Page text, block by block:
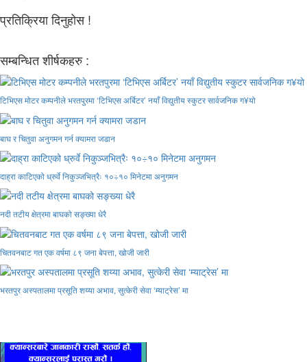
प्रतिक्रिया दिनुहोस !
सम्बन्धित शीर्षकहरु :
टिभिएस मोटर कम्पनीले भरतपुरमा ‘टिभिएस अर्बिटर’ नयाँ विद्युतीय स्कुटर सार्वजनिक ग¥यो
बाघ र चितुवा अनुगमन गर्न क्यामरा जडान
दाह्रा काटिएको ध्रुर्वे निकुञ्जभित्रैः १०÷१० मिनेटमा अनुगमन
नदी तटीय क्षेत्रमा बाघको सङ्ख्या धेरै
चितवनबाट गत एक वर्षमा ८९ जना बेपत्ता, खोजी जारी
भरतपुर अस्पतालमा प्रसूति शय्या अभाव, सुत्केरी सेवा ‘म्याट्रेस’ मा